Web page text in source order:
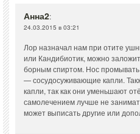
Анна2:
24.03.2015 в 03:21
Лор назначал нам при отите
или Кандибиотик, можно
борным спиртом. Нос
— сосудосуживающие капли.
капли, так как они уменьшают
самолечением лучше не
может выписать другие или